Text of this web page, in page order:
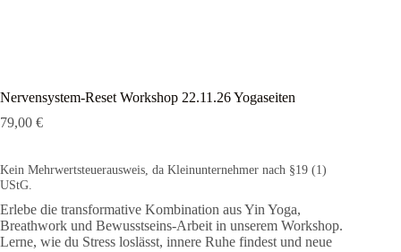
Nervensystem-Reset Workshop 22.11.26 Yogaseiten
79,00 €
Kein Mehrwertsteuerausweis, da Kleinunternehmer nach §19 (1)
UStG.
Erlebe die transformative Kombination aus Yin Yoga,
Breathwork und Bewusstseins-Arbeit in unserem Workshop.
Lerne, wie du Stress loslässt, innere Ruhe findest und neue